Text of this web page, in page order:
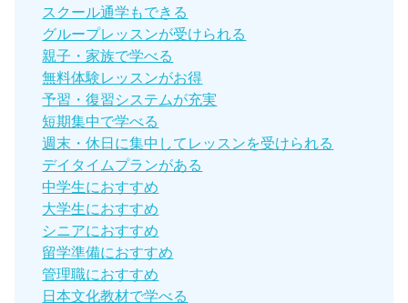
スクール通学もできる
グループレッスンが受けられる
親子・家族で学べる
無料体験レッスンがお得
予習・復習システムが充実
短期集中で学べる
週末・休日に集中してレッスンを受けられる
デイタイムプランがある
中学生におすすめ
大学生におすすめ
シニアにおすすめ
留学準備におすすめ
管理職におすすめ
日本文化教材で学べる